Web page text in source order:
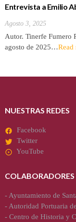
Entrevista a Emilio
Agosto 3, 2025
Autor. Tinerfe Fumero
agosto de 2025…Read
NUESTRAS REDES
Facebook
Twitter
YouTube
COLABORADORES
-Ayuntamiento de
-Autoridad Portuaria
- Centro de Historia y